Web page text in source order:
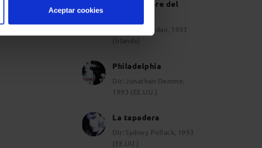
Aceptar cookies
En el nombre del
Dir: Jim Sheridan, 1993
(Irlanda)
Philadelphia
Dir: Jonathan Demme,
1993 (EE.UU.)
La tapadera
Dir: Sydney Pollack, 1993
(EE.UU.)